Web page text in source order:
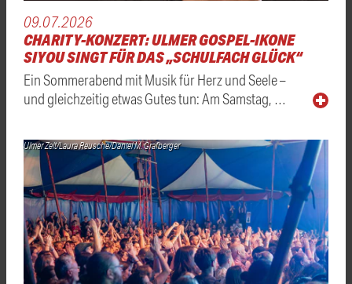
09.07.2026
CHARITY-KONZERT: ULMER GOSPEL-IKONE
SIYOU SINGT FÜR DAS „SCHULFACH GLÜCK“
Ein Sommerabend mit Musik für Herz und Seele –
und gleichzeitig etwas Gutes tun: Am Samstag, …
Ulmer Zelt/Laura Reusche/Daniel M. Grafberger